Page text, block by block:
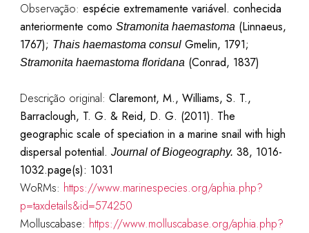
Observação: espécie extremamente variável. conhecida
anteriormente como Stramonita haemastoma(Linnaeus,
1767); Thais haemastoma consulGmelin, 1791;
Stramonita haemastoma floridana(Conrad, 1837)
Descrição original: Claremont, M., Williams, S. T.,
Barraclough, T. G. & Reid, D. G. (2011). The
geographic scale of speciation in a marine snail with high
dispersal potential. Journal of Biogeography. 38, 1016-
1032.page(s): 1031
WoRMs: https://www.marinespecies.org/aphia.php?
p=taxdetails&id=574250
Molluscabase: https://www.molluscabase.org/aphia.php?